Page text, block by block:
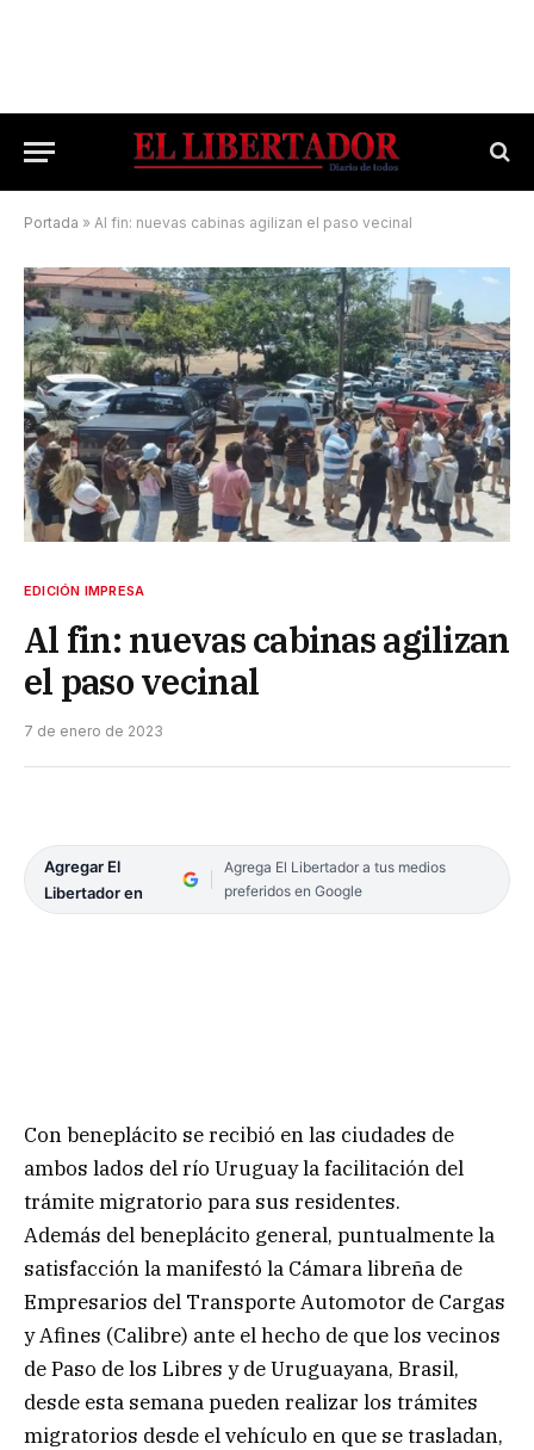
Portada » Al fin: nuevas cabinas agilizan el paso vecinal
EDICIÓN IMPRESA
Al fin: nuevas cabinas agilizan
el paso vecinal
7 de enero de 2023
Agregar El
Libertador en
Agrega El Libertador a tus medios
preferidos en Google
Con beneplácito se recibió en las ciudades de
ambos lados del río Uruguay la facilitación del
trámite migratorio para sus residentes.
Además del beneplácito general, puntualmente la
satisfacción la manifestó la Cámara libreña de
Empresarios del Transporte Automotor de Cargas
y Afines (Calibre) ante el hecho de que los vecinos
de Paso de los Libres y de Uruguayana, Brasil,
desde esta semana pueden realizar los trámites
migratorios desde el vehículo en que se trasladan,